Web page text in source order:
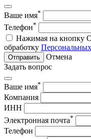
Ваше имя*
Телефон*
Нажимая на кнопку
обработку
Отправить
Отмена
Задать вопрос
Ваше имя*
Компания
ИНН
Электронная почта*
Телефон